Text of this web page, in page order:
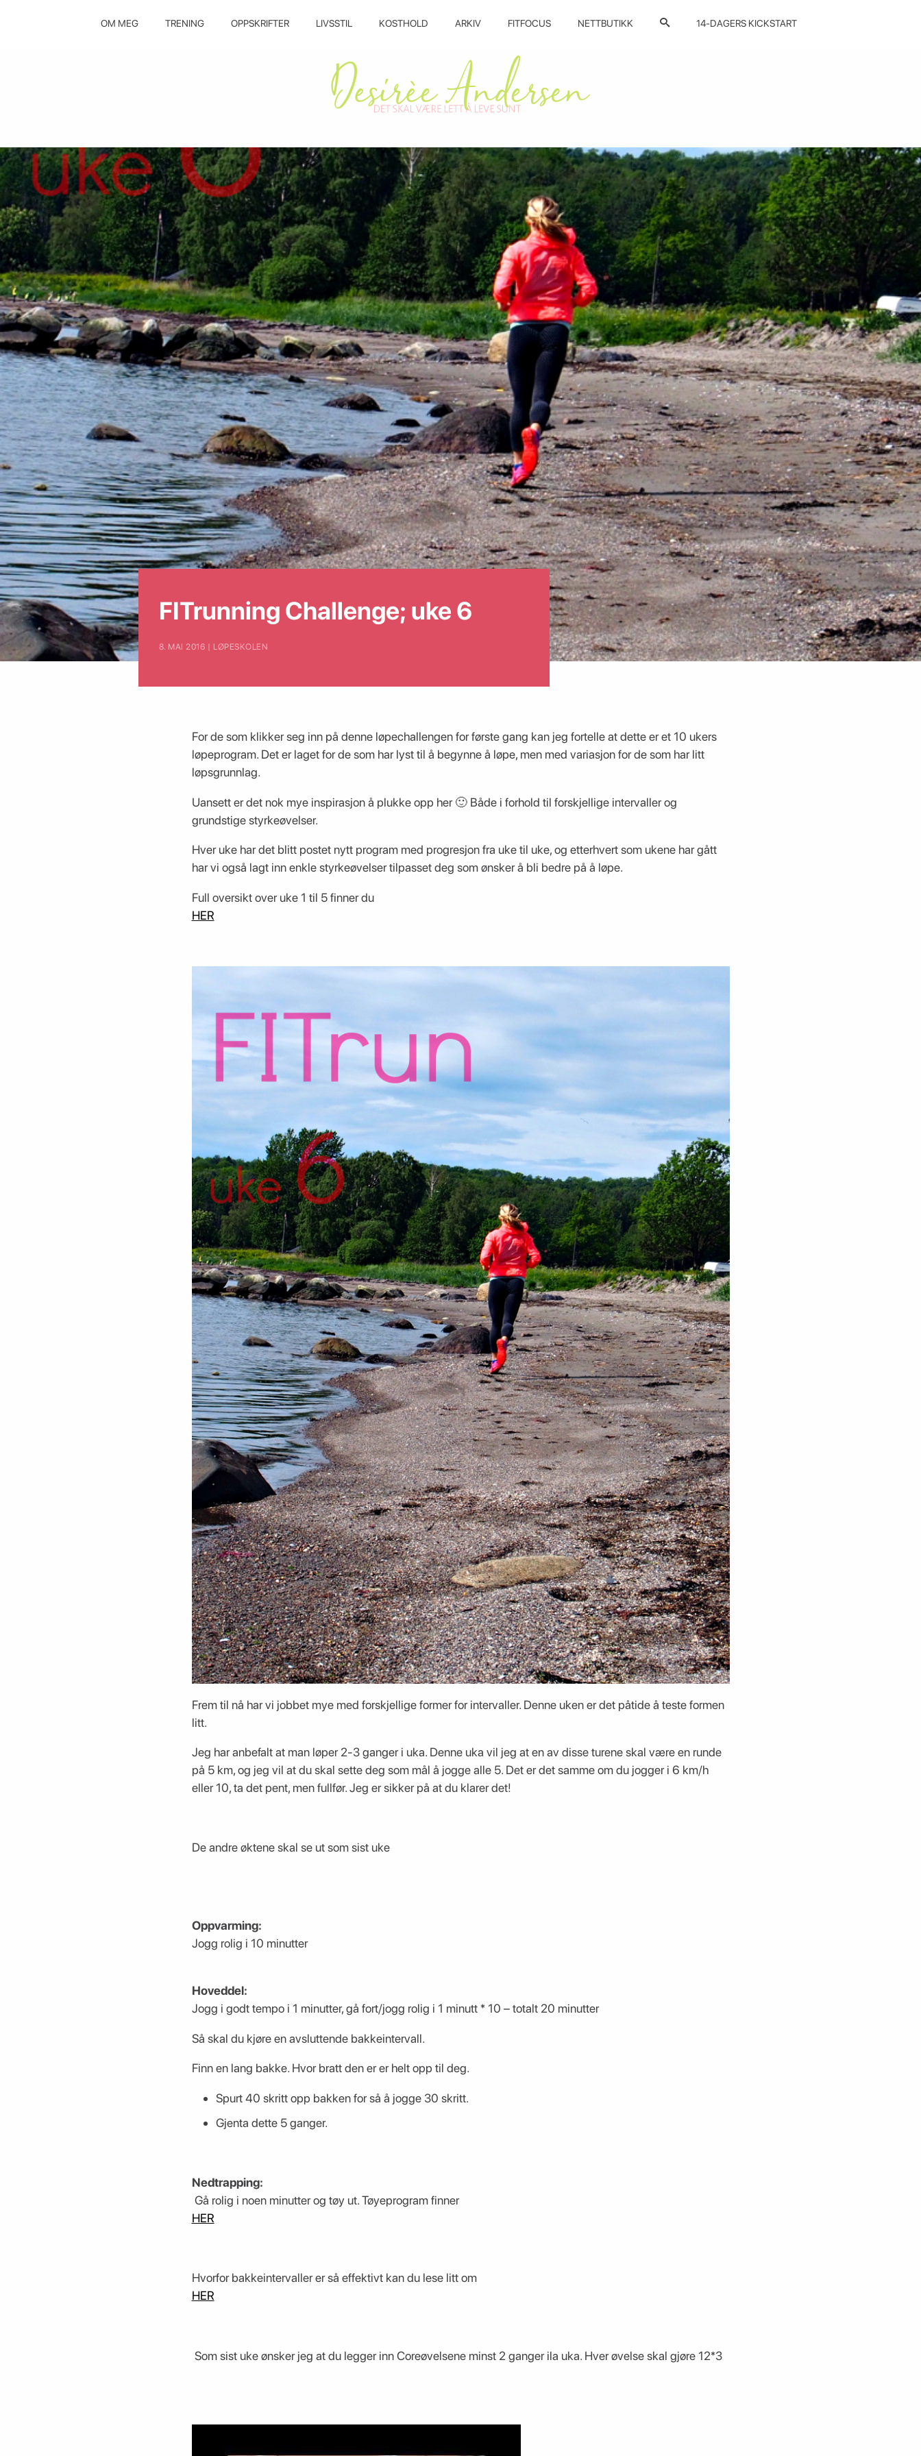
OM MEG TRENING OPPSKRIFTER LIVSSTIL KOSTHOLD ARKIV FITFOCUS NETTBUTIKK 14-DAGERS KICKSTART
FITrunning Challenge; uke 6
8. MAI 2016 | LØPESKOLEN
For de som klikker seg inn på denne løpechallengen for første gang kan jeg fortelle at dette er et 10 ukers
løpeprogram. Det er laget for de som har lyst til å begynne å løpe, men med variasjon for de som har litt
løpsgrunnlag.
Uansett er det nok mye inspirasjon å plukke opp her 🙂 Både i forhold til forskjellige intervaller og
grundstige styrkeøvelser.
Hver uke har det blitt postet nytt program med progresjon fra uke til uke, og etterhvert som ukene har gått
har vi også lagt inn enkle styrkeøvelser tilpasset deg som ønsker å bli bedre på å løpe.
Full oversikt over uke 1 til 5 finner du
HER
Frem til nå har vi jobbet mye med forskjellige former for intervaller. Denne uken er det påtide å teste formen
litt.
Jeg har anbefalt at man løper 2-3 ganger i uka. Denne uka vil jeg at en av disse turene skal være en runde
på 5 km, og jeg vil at du skal sette deg som mål å jogge alle 5. Det er det samme om du jogger i 6 km/h
eller 10, ta det pent, men fullfør. Jeg er sikker på at du klarer det!
De andre øktene skal se ut som sist uke
Oppvarming:
Jogg rolig i 10 minutter
Hoveddel:
Jogg i godt tempo i 1 minutter, gå fort/jogg rolig i 1 minutt * 10 – totalt 20 minutter
Så skal du kjøre en avsluttende bakkeintervall.
Finn en lang bakke. Hvor bratt den er er helt opp til deg.
Spurt 40 skritt opp bakken for så å jogge 30 skritt.
Gjenta dette 5 ganger.
Nedtrapping:
Gå rolig i noen minutter og tøy ut. Tøyeprogram finner
HER
Hvorfor bakkeintervaller er så effektivt kan du lese litt om
HER
Som sist uke ønsker jeg at du legger inn Coreøvelsene minst 2 ganger ila uka. Hver øvelse skal gjøre 12*3